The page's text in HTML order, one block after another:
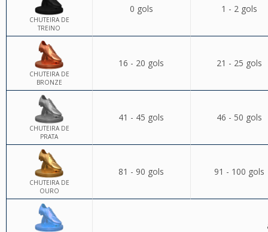
CHUTEIRA DE
TREINO
0 gols 1 - 2 gols
CHUTEIRA DE
BRONZE
16 - 20 gols 21 - 25 gols
CHUTEIRA DE
PRATA
41 - 45 gols 46 - 50 gols
CHUTEIRA DE
OURO
81 - 90 gols 91 - 100 gols